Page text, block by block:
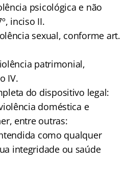
psicológica e não
inciso II.
sexual, conforme art.
patrimonial,
IV.
do dispositivo legal:
doméstica e
entre outras:
como qualquer
integridade ou saúde